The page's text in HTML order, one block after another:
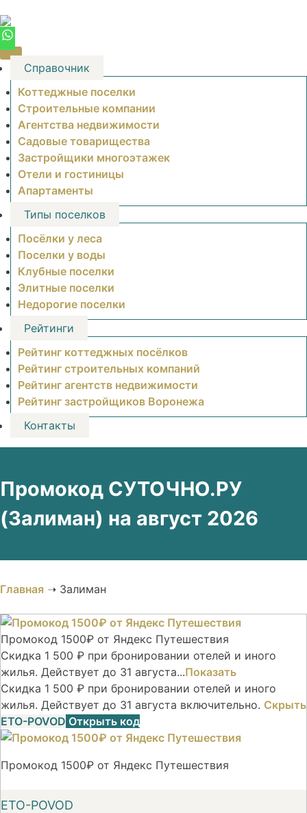
to
content
Справочник
Коттеджные поселки
Строительные компании
Агентства недвижимости
Садовые товарищества
Застройщики многоэтажек
Отели и гостиницы
Апартаменты
Типы поселков
Посёлки у леса
Поселки у воды
Клубные поселки
Элитные поселки
Недорогие поселки
Рейтинги
Рейтинг коттеджных посёлков
Рейтинг строительных компаний
Рейтинг агентств недвижимости
Рейтинг застройщиков Воронежа
Контакты
Промокод СУТОЧНО.РУ
(Залиман) на август 2026
Главная ➝ Залиман
Промокод 1500₽ от Яндекс Путешествия
Скидка 1 500 ₽ при бронировании отелей и иного
жилья. Действует до 31 августа...Показать
Скидка 1 500 ₽ при бронировании отелей и иного
жилья. Действует до 31 августа включительно. Скрыть
ETO-POVOD Открыть код
Промокод 1500₽ от Яндекс Путешествия
ETO-POVOD